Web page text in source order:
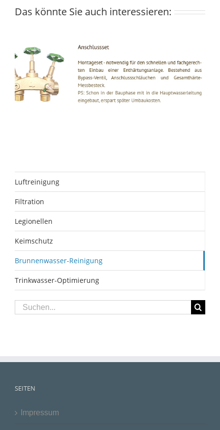
Das könnte Sie auch interessieren:
Luftreinigung
Filtration
Legionellen
Keimschutz
Brunnenwasser-Reinigung
Trinkwasser-Optimierung
Suche
nach:
SEITEN
Impressum